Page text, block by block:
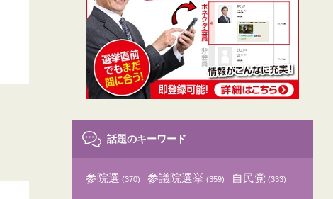
話題のキーワード
参院選 (370) 参議院選挙 (359) 自民党 (333)